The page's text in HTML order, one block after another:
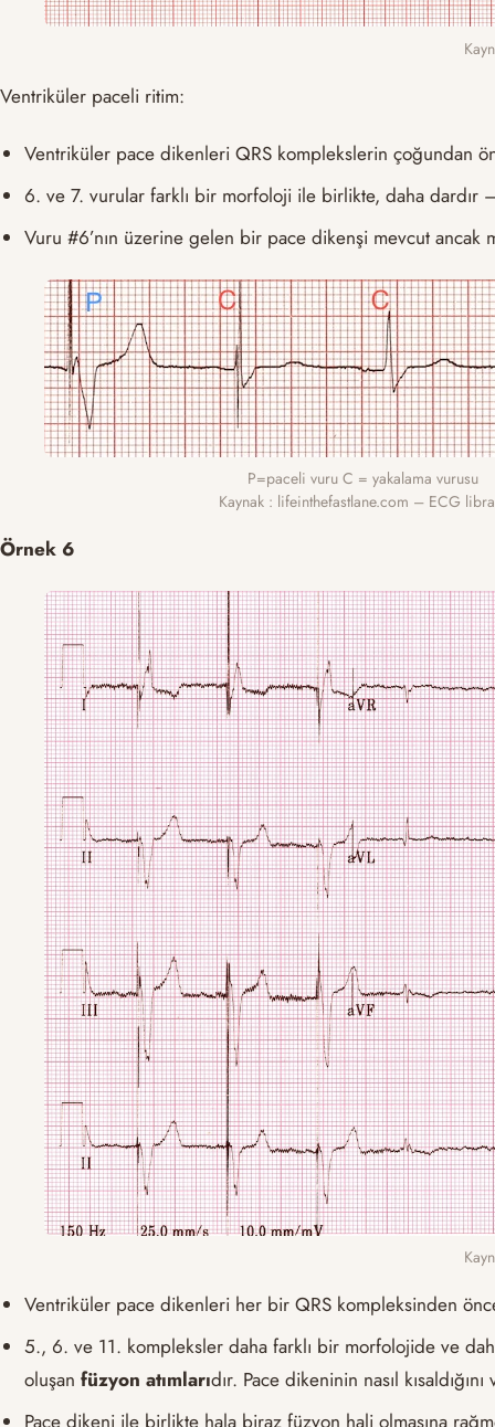
Ventriküler paceli ritim:
Ventriküler pace dikenleri QRS komplekslerin çoğundan
6. ve 7. vurular farklı bir morfoloji ile birlikte, daha dardır
Vuru #6’nın üzerine gelen bir pace dikenşi mevcut
P=paceli vuru C = yakalama vurusu
Kaynak : lifeinthefastlane.com – ECG
Örnek 6
Ventriküler pace dikenleri her bir QRS kompleksinden
5., 6. ve 11. kompleksler daha farklı bir morfolojide ve
oluşanfüzyon atımlarıdır. Pace dikeninin nasıl